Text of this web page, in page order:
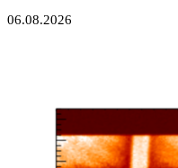
06.08.2026